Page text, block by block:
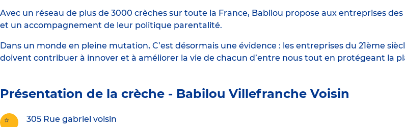
Avec un réseau de plus de 3000 crèches sur toute la France, Babilou propose aux entreprises
et un accompagnement de leur politique parentalité.
Dans un monde en pleine mutation, C’est désormais une évidence : les entreprises du 21ème
doivent contribuer à innover et à améliorer la vie de chacun d’entre nous tout en protégeant la
Présentation de la crèche - Babilou Villefranche Voisin
305 Rue gabriel voisin